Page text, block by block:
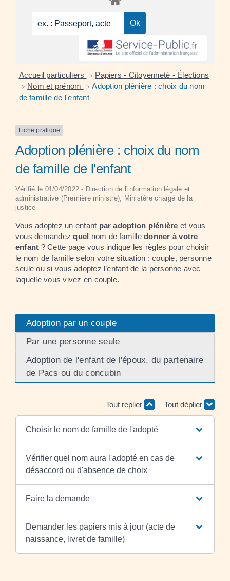
Accueil particuliers > Papiers - Citoyenneté - Élections
> Nom et prénom > Adoption plénière : choix du nom
de famille de l'enfant
Fiche pratique
Adoption plénière : choix du nom
de famille de l'enfant
Vérifié le 01/04/2022 - Direction de l'information légale et
administrative (Première ministre), Ministère chargé de la
justice
Vous adoptez un enfant par adoption plénière et vous
vous demandezquel nom de familledonner à votre
enfant ? Cette page vous indique les règles pour choisir
le nom de famille selon votre situation : couple, personne
seule ou si vous adoptez l’enfant de la personne avec
laquelle vous vivez en couple.
Adoption par un couple
Par une personne seule
Adoption de l'enfant de l'époux, du partenaire
de Pacs ou du concubin
Tout replier Tout déplier
Choisir le nom de famille de l'adopté
Vérifier quel nom aura l'adopté en cas de
désaccord ou d'absence de choix
Faire la demande
Demander les papiers mis à jour (acte de
naissance, livret de famille)